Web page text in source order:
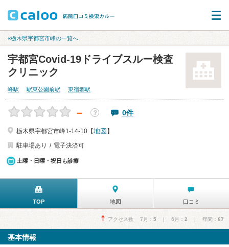
«栃木県宇都宮市峰の一覧へ
宇都宮Covid-19ドライブスルー検査
クリニック
峰駅 駅東公園前駅 東宿郷駅
－ ？ 0件
栃木県宇都宮市峰1-14-10【地図 】
駐車場あり
電子決済可
土曜・日曜・祝日も診療
TOP 地図 口コミ
アクセス数 7月： 5 | 6月： 2 | 年間： 67
基本情報